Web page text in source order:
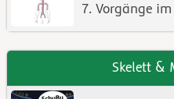
7. Vorgänge
Skelett &